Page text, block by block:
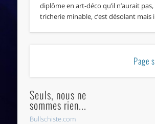
diplôme en art-déco qu’il n’aurait pas,
tricherie minable, c’est désolant mais
Page
Seuls, nous ne
sommes rien...
Bullschiste.com